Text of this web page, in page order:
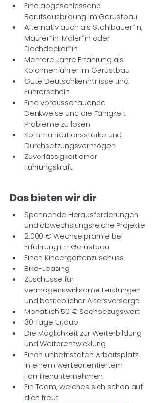
Eine abgeschlossene
Berufsausbildung im Gerüstbau
Alternativ auch als Stahlbauer*in,
Maurer*in, Maler*in oder
Dachdecker*in
Mehrere Jahre Erfahrung als
Kolonnenführer im Gerüstbau
Gute Deutschkenntnisse und
Führerschein
Eine vorausschauende
Denkweise und die Fähigkeit
Probleme zu lösen
Kommunikationsstärke und
Durchsetzungsvermögen
Zuverlässigkeit einer
Führungskraft
Das bieten wir dir
Spannende Herausforderungen
und abwechslungsreiche Projekte
2.000 € Wechselprämie bei
Erfahrung im Gerüstbau
Einen Kindergartenzuschuss
Bike-Leasing
Zuschüsse für
vermögenswirksame Leistungen
und betrieblicher Altersvorsorge
Monatlich 50 € Sachbezugswert
30 Tage Urlaub
Die Möglichkeit zur Weiterbildung
und Weiterentwicklung
Einen unbefristeten Arbeitsplatz
in einem werteorientiertem
Familienunternehmen
Ein Team, welches sich schon auf
dich freut